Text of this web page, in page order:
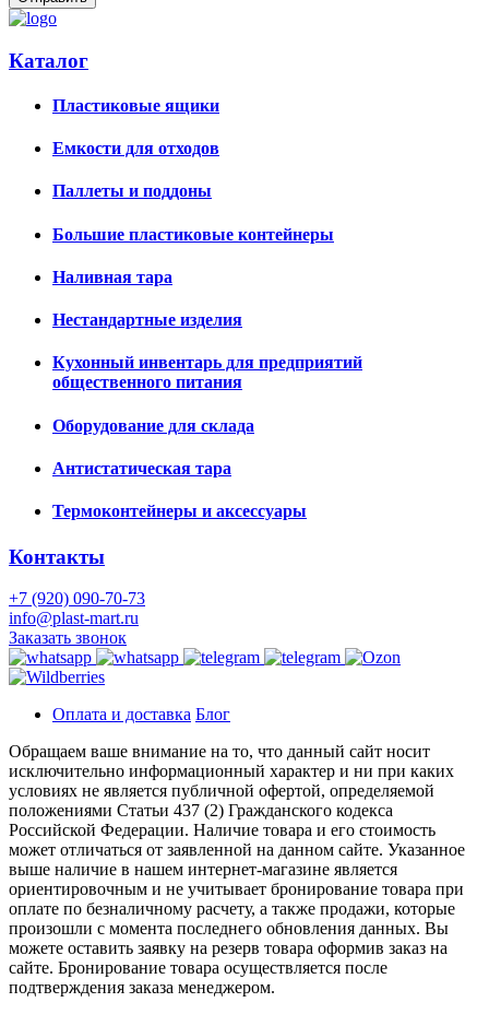
Каталог
Пластиковые ящики
Емкости для отходов
Паллеты и поддоны
Большие пластиковые контейнеры
Наливная тара
Нестандартные изделия
Кухонный инвентарь для предприятий
общественного питания
Оборудование для склада
Антистатическая тара
Термоконтейнеры и аксессуары
Контакты
+7 (920) 090-70-73
info@plast-mart.ru
Заказать звонок
Оплата и доставка Блог
Обращаем ваше внимание на то, что данный сайт носит
исключительно информационный характер и ни при каких
условиях не является публичной офертой, определяемой
положениями Статьи 437 (2) Гражданского кодекса
Российской Федерации. Наличие товара и его стоимость
может отличаться от заявленной на данном сайте. Указанное
выше наличие в нашем интернет-магазине является
ориентировочным и не учитывает бронирование товара при
оплате по безналичному расчету, а также продажи, которые
произошли с момента последнего обновления данных. Вы
можете оставить заявку на резерв товара оформив заказ на
сайте. Бронирование товара осуществляется после
подтверждения заказа менеджером.